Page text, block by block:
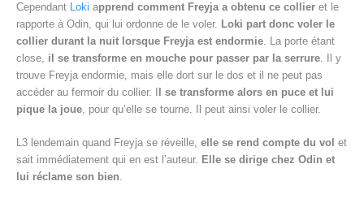
Cependant Loki apprend comment Freyja a obtenu ce collier et le
rapporte à Odin, qui lui ordonne de le voler. Loki part donc voler le
collier durant la nuit lorsque Freyja est endormie. La porte étant
close, il se transforme en mouche pour passer par la serrure. Il y
trouve Freyja endormie, mais elle dort sur le dos et il ne peut pas
accéder au fermoir du collier. I
l se transforme alors en puce et lui
pique la joue, pour qu’elle se tourne. Il peut ainsi voler le collier.
L3 lendemain quand Freyja se réveille, elle se rend compte du vol et
sait immédiatement qui en est l’auteur. Elle se dirige chez Odin et
lui réclame son bien.